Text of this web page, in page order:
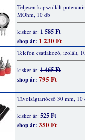
Teljesen kapszullált
MOhm, 10 db
kisker ár: 1 585 Ft
shop ár: 1 230 Ft
Telefon csatlakozó, izolált,
kisker ár: 1 465 Ft
shop ár: 795 Ft
Távolságtartócső 30 mm, 10
kisker ár: 525 Ft
shop ár: 350 Ft